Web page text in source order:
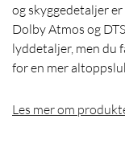
og skyggedetaljer
Dolby Atmos og
lyddetaljer, men du
for en mer
Les mer om